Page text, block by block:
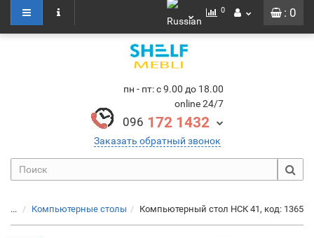
: 0
0
пн - пт: с 9.00 до 18.00
online 24/7
096 172 1432
Заказать обратный звонок
... Компьютерные столы Компьютерный стол НСК 41, код: 1365